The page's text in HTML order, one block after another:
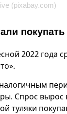
(pixabay.com)
2022 года
Спрос вырос
туляки